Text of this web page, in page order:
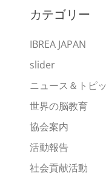
イ
カテゴリー
IBREA JAPAN
slider
ニュース＆トピ
世界の脳教育
協会案内
活動報告
社会貢献活動